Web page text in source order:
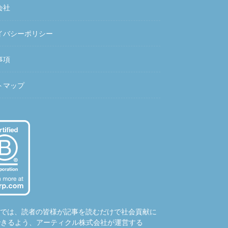
社
バシーポリシー
項
マップ
は、読者の皆様が記事を読むだけで社会貢献に
るよう、アーティクル株式会社が運営する